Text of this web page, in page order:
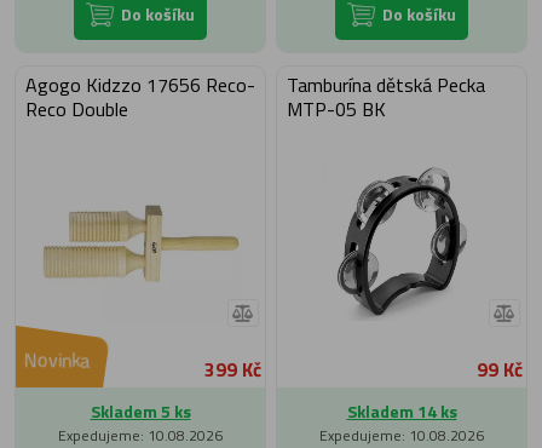
Do košíku Do košíku
Agogo Kidzzo 17656 Reco-
Reco Double
Novinka 399 Kč
Skladem 5 ks
Expedujeme: 10.08.2026
Tamburína dětská Pecka
MTP-05 BK
99 Kč
Skladem 14 ks
Expedujeme: 10.08.2026